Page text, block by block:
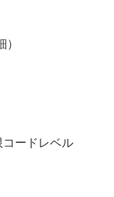
ードレベル